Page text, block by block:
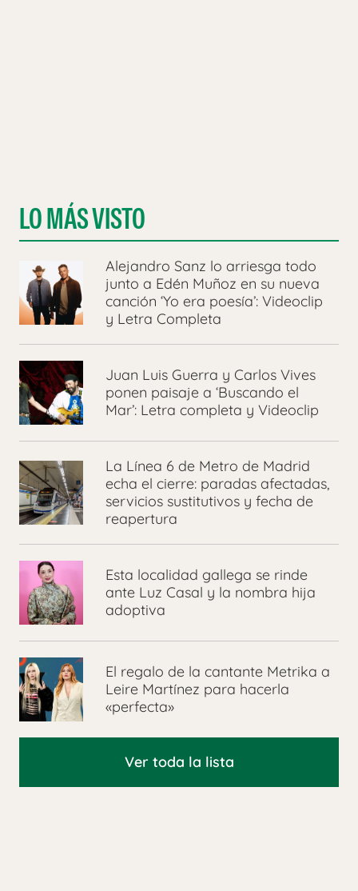
LO MÁS VISTO
Alejandro Sanz lo arriesga todo
junto a Edén Muñoz en su nueva
canción ‘Yo era poesía’: Videoclip
y Letra Completa
Juan Luis Guerra y Carlos Vives
ponen paisaje a ‘Buscando el
Mar’: Letra completa y Videoclip
La Línea 6 de Metro de Madrid
echa el cierre: paradas afectadas,
servicios sustitutivos y fecha de
reapertura
Esta localidad gallega se rinde
ante Luz Casal y la nombra hija
adoptiva
El regalo de la cantante Metrika a
Leire Martínez para hacerla
«perfecta»
Ver toda la lista